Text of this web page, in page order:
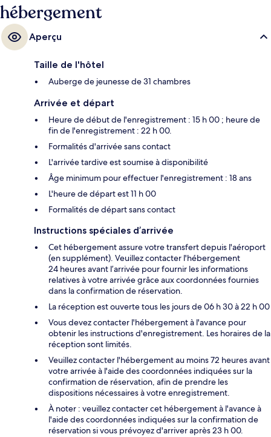
hébergement
Aperçu
Taille de l'hôtel
Auberge de jeunesse de 31 chambres
Arrivée et départ
Heure de début de l'enregistrement : 15 h 00 ; heure de
fin de l'enregistrement : 22 h 00.
Formalités d'arrivée sans contact
L'arrivée tardive est soumise à disponibilité
Âge minimum pour effectuer l'enregistrement : 18 ans
L'heure de départ est 11 h 00
Formalités de départ sans contact
Instructions spéciales d’arrivée
Cet hébergement assure votre transfert depuis l'aéroport
(en supplément). Veuillez contacter l'hébergement
24 heures avant l’arrivée pour fournir les informations
relatives à votre arrivée grâce aux coordonnées fournies
dans la confirmation de réservation.
La réception est ouverte tous les jours de 06 h 30 à 22 h 00
Vous devez contacter l'hébergement à l'avance pour
obtenir les instructions d'enregistrement. Les horaires de la
réception sont limités.
Veuillez contacter l'hébergement au moins 72 heures avant
votre arrivée à l'aide des coordonnées indiquées sur la
confirmation de réservation, afin de prendre les
dispositions nécessaires à votre enregistrement.
À noter : veuillez contacter cet hébergement à l'avance à
l'aide des coordonnées indiquées sur la confirmation de
réservation si vous prévoyez d'arriver après 23 h 00.